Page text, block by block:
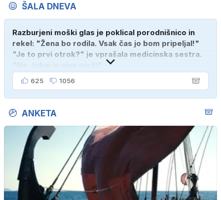
ŠALA DNEVA
Razburjeni moški glas je poklical porodnišnico in
rekel: "Žena bo rodila. Vsak čas jo bom pripeljal!"
"Je to prvi otrok?" je vprašala medicinska sestra.
625 1056
ANKETA